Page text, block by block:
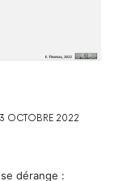
OCTOBRE 2022
dérange :